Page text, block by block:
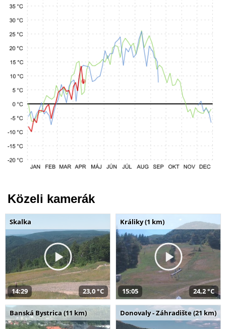
Közeli kamerák
Skalka
14:29 23,0 °C
Králiky (1 km)
15:05 24,2 °C
Banská Bystrica (11 km) Donovaly - Záhradište (21 km)